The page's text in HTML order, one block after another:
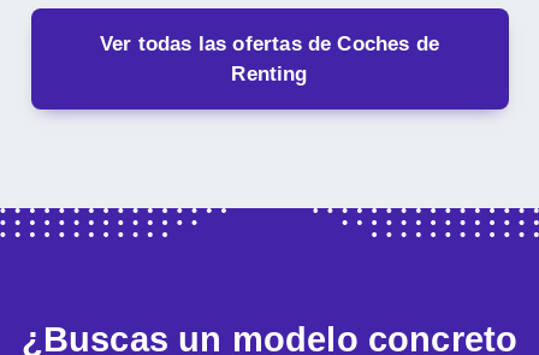
Ver todas las ofertas de Coches de
Renting
¿Buscas un modelo concreto